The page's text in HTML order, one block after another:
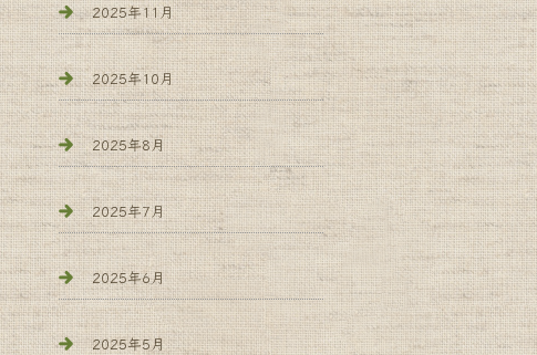
2025年11月
2025年10月
2025年8月
2025年7月
2025年6月
2025年5月